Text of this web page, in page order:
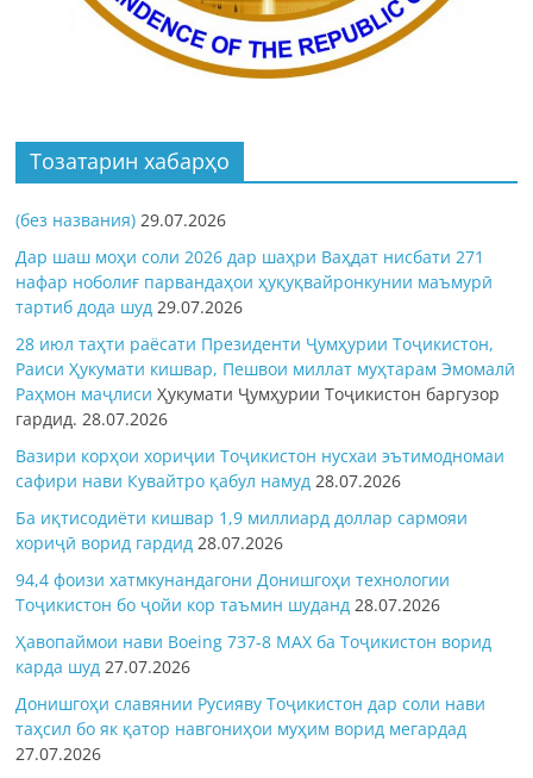
Тозатарин хабарҳо
(без названия) 29.07.2026
Дар шаш моҳи соли 2026 дар шаҳри Ваҳдат нисбати 271
нафар ноболиғ парвандаҳои ҳуқуқвайронкунии маъмурӣ
тартиб дода шуд 29.07.2026
28 июл таҳти раёсати Президенти Ҷумҳурии Тоҷикистон,
Раиси Ҳукумати кишвар, Пешвои миллат муҳтарам Эмомалӣ
Раҳмон маҷлисиҲукумати Ҷумҳурии Тоҷикистон баргузор
гардид.28.07.2026
Вазири корҳои хориҷии Тоҷикистон нусхаи эътимодномаи
сафири нави Кувайтро қабул намуд 28.07.2026
Ба иқтисодиёти кишвар 1,9 миллиард доллар сармояи
хориҷӣ ворид гардид 28.07.2026
94,4 фоизи хатмкунандагони Донишгоҳи технологии
Тоҷикистон бо ҷойи кор таъмин шуданд 28.07.2026
Ҳавопаймои нави Boeing 737-8 MAX ба Тоҷикистон ворид
карда шуд 27.07.2026
Донишгоҳи славянии Русияву Тоҷикистон дар соли нави
таҳсил бо як қатор навгониҳои муҳим ворид мегардад
27.07.2026